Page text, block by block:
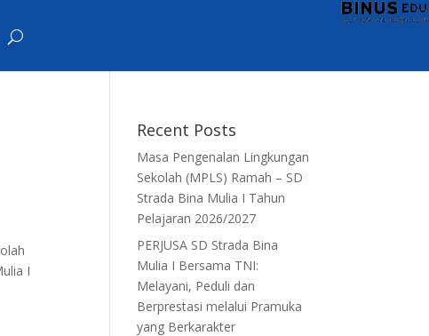
I
Recent Posts
Masa Pengenalan Lingkungan
Sekolah (MPLS) Ramah – SD
Strada Bina Mulia I Tahun
Pelajaran 2026/2027
PERJUSA SD Strada Bina
Mulia I Bersama TNI:
Melayani, Peduli dan
Berprestasi melalui Pramuka
yang Berkarakter